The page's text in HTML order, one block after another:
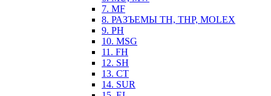
7. MF
8. РАЗЪЕМЫ TH, THP, MOLEX
9. PH
10. MSG
11. FH
12. SH
13. CT
14. SUR